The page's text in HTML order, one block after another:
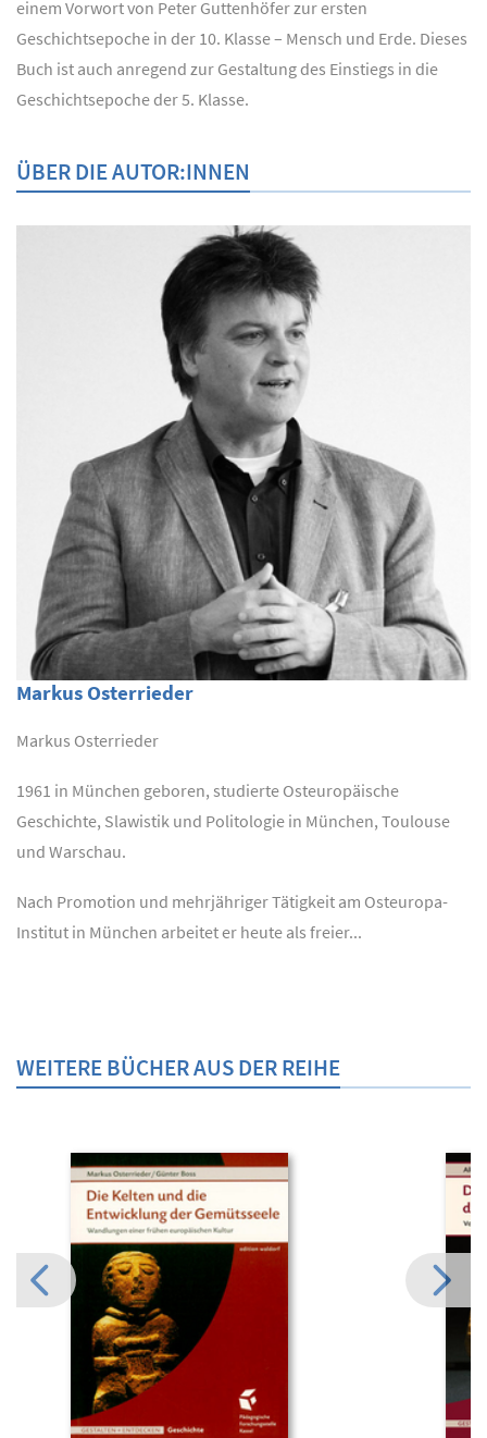
einem Vorwort von Peter Guttenhöfer zur ersten
Geschichtsepoche in der 10. Klasse – Mensch und Erde. Dieses
Buch ist auch anregend zur Gestaltung des Einstiegs in die
Geschichtsepoche der 5. Klasse.
ÜBER DIE AUTOR:INNEN
Markus Osterrieder
Markus Osterrieder
1961 in München geboren, studierte Osteuropäische
Geschichte, Slawistik und Politologie in München, Toulouse
und Warschau.
Nach Promotion und mehrjähriger Tätigkeit am Osteuropa-
Institut in München arbeitet er heute als freier...
WEITERE BÜCHER AUS DER REIHE